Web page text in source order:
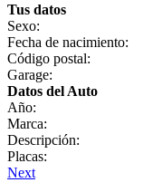
Tus datos
Sexo:
Fecha de nacimiento:
Código postal:
Garage:
Datos del Auto
Año:
Marca:
Descripción:
Placas:
Next